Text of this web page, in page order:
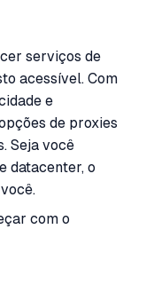
serviços de
acessível. Com
e
de proxies
Seja você
datacenter, o
com o